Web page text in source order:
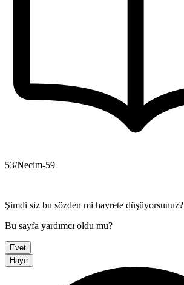
53/Necim-59
Şimdi siz bu sözden mi hayrete düşüyorsunuz?
Bu sayfa yardımcı oldu mu?
Evet
Hayır